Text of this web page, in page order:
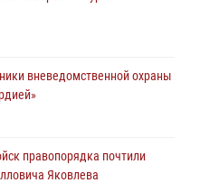
граждан в День Лев-
ВСУ на южном направлении
во время проведения
вневедомственной охраны
правопорядка почтили
Яковлева